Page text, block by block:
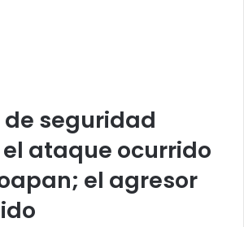
seguridad
ataque ocurrido
el agresor